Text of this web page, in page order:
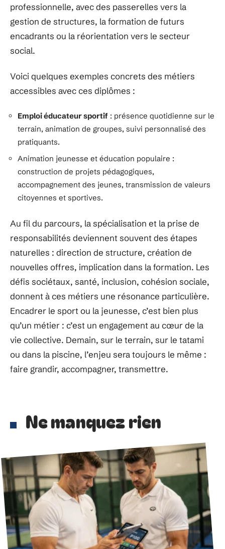
professionnelle, avec des passerelles vers la
gestion de structures, la formation de futurs
encadrants ou la réorientation vers le secteur
social.
Voici quelques exemples concrets des métiers
accessibles avec ces diplômes :
Emploi éducateur sportif : présence quotidienne sur le
terrain, animation de groupes, suivi personnalisé des
pratiquants.
Animation jeunesse et éducation populaire :
construction de projets pédagogiques,
accompagnement des jeunes, transmission de valeurs
citoyennes et sportives.
Au fil du parcours, la spécialisation et la prise de
responsabilités deviennent souvent des étapes
naturelles : direction de structure, création de
nouvelles offres, implication dans la formation. Les
défis sociétaux, santé, inclusion, cohésion sociale,
donnent à ces métiers une résonance particulière.
Encadrer le sport ou la jeunesse, c’est bien plus
qu’un métier : c’est un engagement au cœur de la
vie collective. Demain, sur le terrain, sur le tatami
ou dans la piscine, l’enjeu sera toujours le même :
faire grandir, accompagner, transmettre.
Ne manquez rien